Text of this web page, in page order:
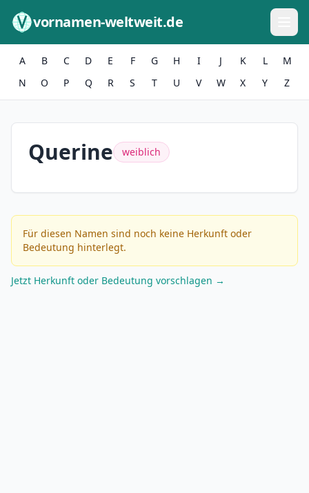
vornamen-weltweit.de
A B C D E F G H I J K L
M
N
O P Q R S T U V W X Y Z
Querine weiblich
Für diesen Namen sind noch keine Herkunft oder
Bedeutung hinterlegt.
Jetzt Herkunft oder Bedeutung vorschlagen →